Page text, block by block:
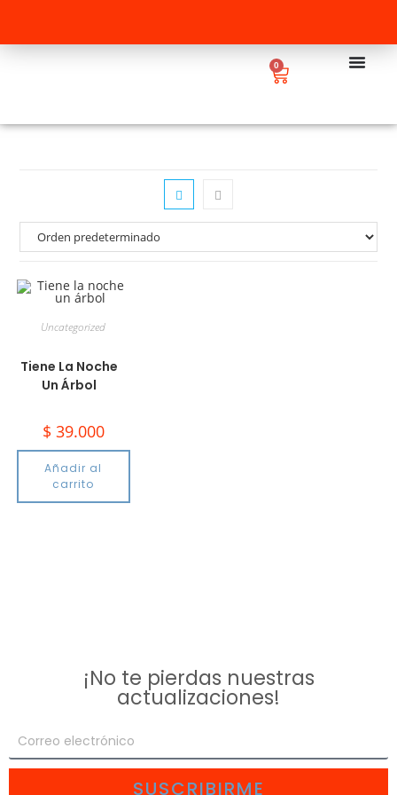
0
Uncategorized
Tiene La Noche
Un Árbol
$ 39.000
Añadir al
carrito
¡No te pierdas nuestras
actualizaciones!
SUSCRIBIRME